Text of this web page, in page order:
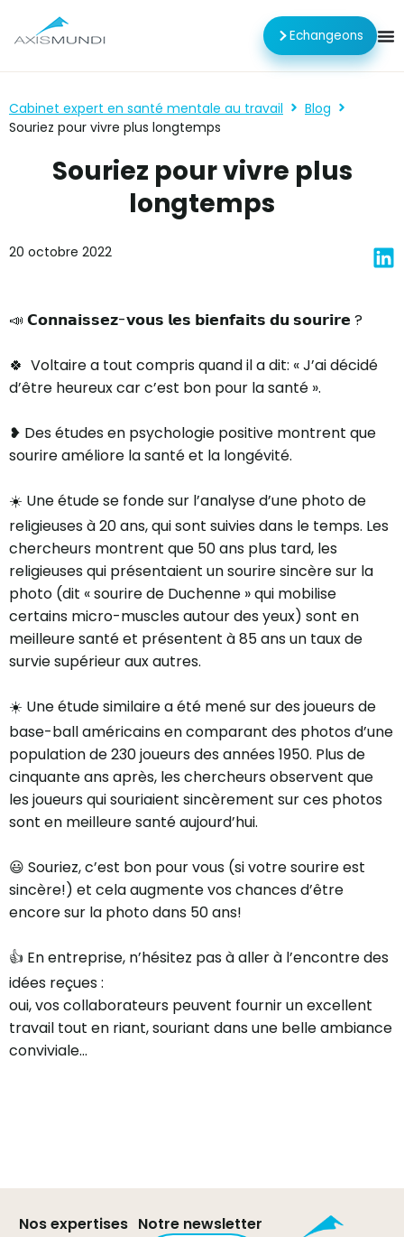
Echangeons
Cabinet expert en santé mentale au travail
Blog
Souriez pour vivre plus longtemps
Souriez pour vivre plus
longtemps
20 octobre 2022
📣 𝗖𝗼𝗻𝗻𝗮𝗶𝘀𝘀𝗲𝘇-𝘃𝗼𝘂𝘀 𝗹𝗲𝘀 𝗯𝗶𝗲𝗻𝗳𝗮𝗶𝘁𝘀 𝗱𝘂 𝘀𝗼𝘂𝗿𝗶𝗿𝗲 ?
🍀 Voltaire a tout compris quand il a dit: « J’ai décidé
d’être heureux car c’est bon pour la santé ».
❥ Des études en psychologie positive montrent que
sourire améliore la santé et la longévité.
☀️ Une étude se fonde sur l’analyse d’une photo de
religieuses à 20 ans, qui sont suivies dans le temps. Les
chercheurs montrent que 50 ans plus tard, les
religieuses qui présentaient un sourire sincère sur la
photo (dit « sourire de Duchenne » qui mobilise
certains micro-muscles autour des yeux) sont en
meilleure santé et présentent à 85 ans un taux de
survie supérieur aux autres.
☀️ Une étude similaire a été mené sur des joueurs de
base-ball américains en comparant des photos d’une
population de 230 joueurs des années 1950. Plus de
cinquante ans après, les chercheurs observent que
les joueurs qui souriaient sincèrement sur ces photos
sont en meilleure santé aujourd’hui.
😃 Souriez, c’est bon pour vous (si votre sourire est
sincère!) et cela augmente vos chances d’être
encore sur la photo dans 50 ans!
👍 En entreprise, n’hésitez pas à aller à l’encontre des
idées reçues :
oui, vos collaborateurs peuvent fournir un excellent
travail tout en riant, souriant dans une belle ambiance
conviviale…
Nos expertises Notre newsletter